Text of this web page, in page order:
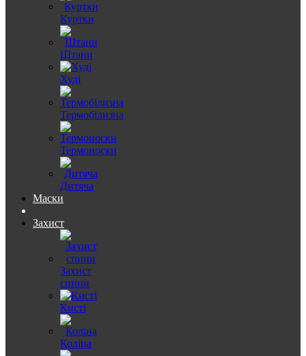
Куртки
Штани
Худі
Термобілизна
Термоноски
Дитяча
Маски
Захист
Захист
спини
Кисті
Коліна